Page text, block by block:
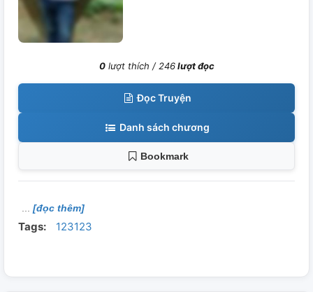
0lượt thích /246lượt đọc
Đọc Truyện
Danh sách chương
Bookmark
[đọc thêm]
Tags: 123123